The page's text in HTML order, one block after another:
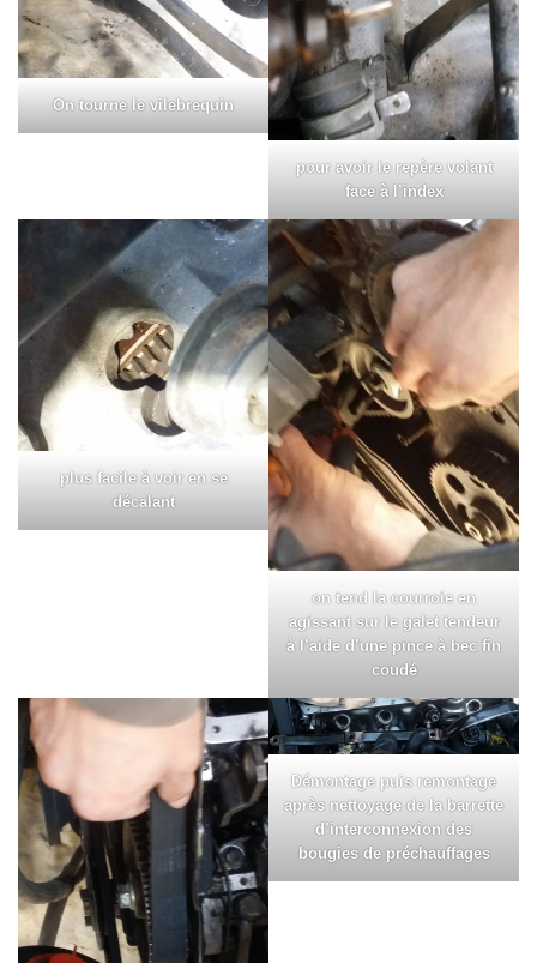
On tourne le vilebrequin
pour avoir le repère volant
face à l’index
plus facile à voir en se
décalant
on tend la courroie en
agissant sur le galet tendeur
à l’aide d’une pince à bec fin
coudé
Démontage puis remontage
après nettoyage de la barrette
d’interconnexion des
bougies de préchauffages